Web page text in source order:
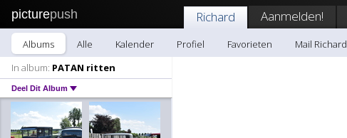
picturepush Richard Aanmelden!
Albums Alle Kalender Profiel Favorieten
Mail Richard
In album: PATAN ritten
Deel Dit Album